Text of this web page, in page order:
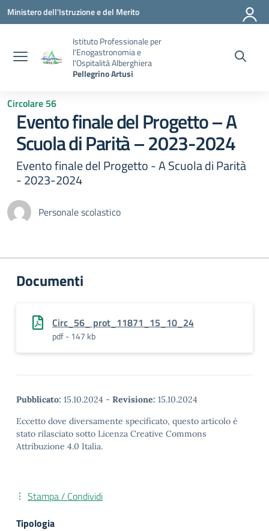
Vai ai contenuti
Vai al menu di navigazione
Vai al footer
Ministero dell'Istruzione e del Merito
Istituto Professionale per
l'Enogastronomia e
l'Ospitalità Alberghiera
Pellegrino Artusi
Circolare 56
Evento finale del Progetto – A
Scuola di Parità – 2023-2024
Evento finale del Progetto - A Scuola di Parità
- 2023-2024
Personale scolastico
Documenti
Circ_56_ prot_11871_15_10_24
pdf - 147 kb
Pubblicato: 15.10.2024 - Revisione: 15.10.2024
Eccetto dove diversamente specificato, questo articolo è
stato rilasciato sotto Licenza Creative Commons
Attribuzione 4.0 Italia.
Stampa / Condividi
Tipologia